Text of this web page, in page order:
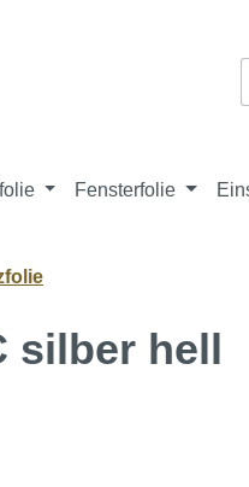
Fensterfolie
silber hell